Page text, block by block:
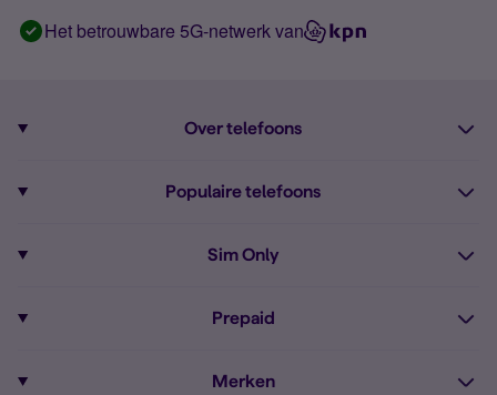
Het betrouwbare 5G-netwerk van
Over telefoons
Alle telefoons
Populaire telefoons
iPhone 16
Sim Only
Onbeperkt bellen
Prepaid
Merken